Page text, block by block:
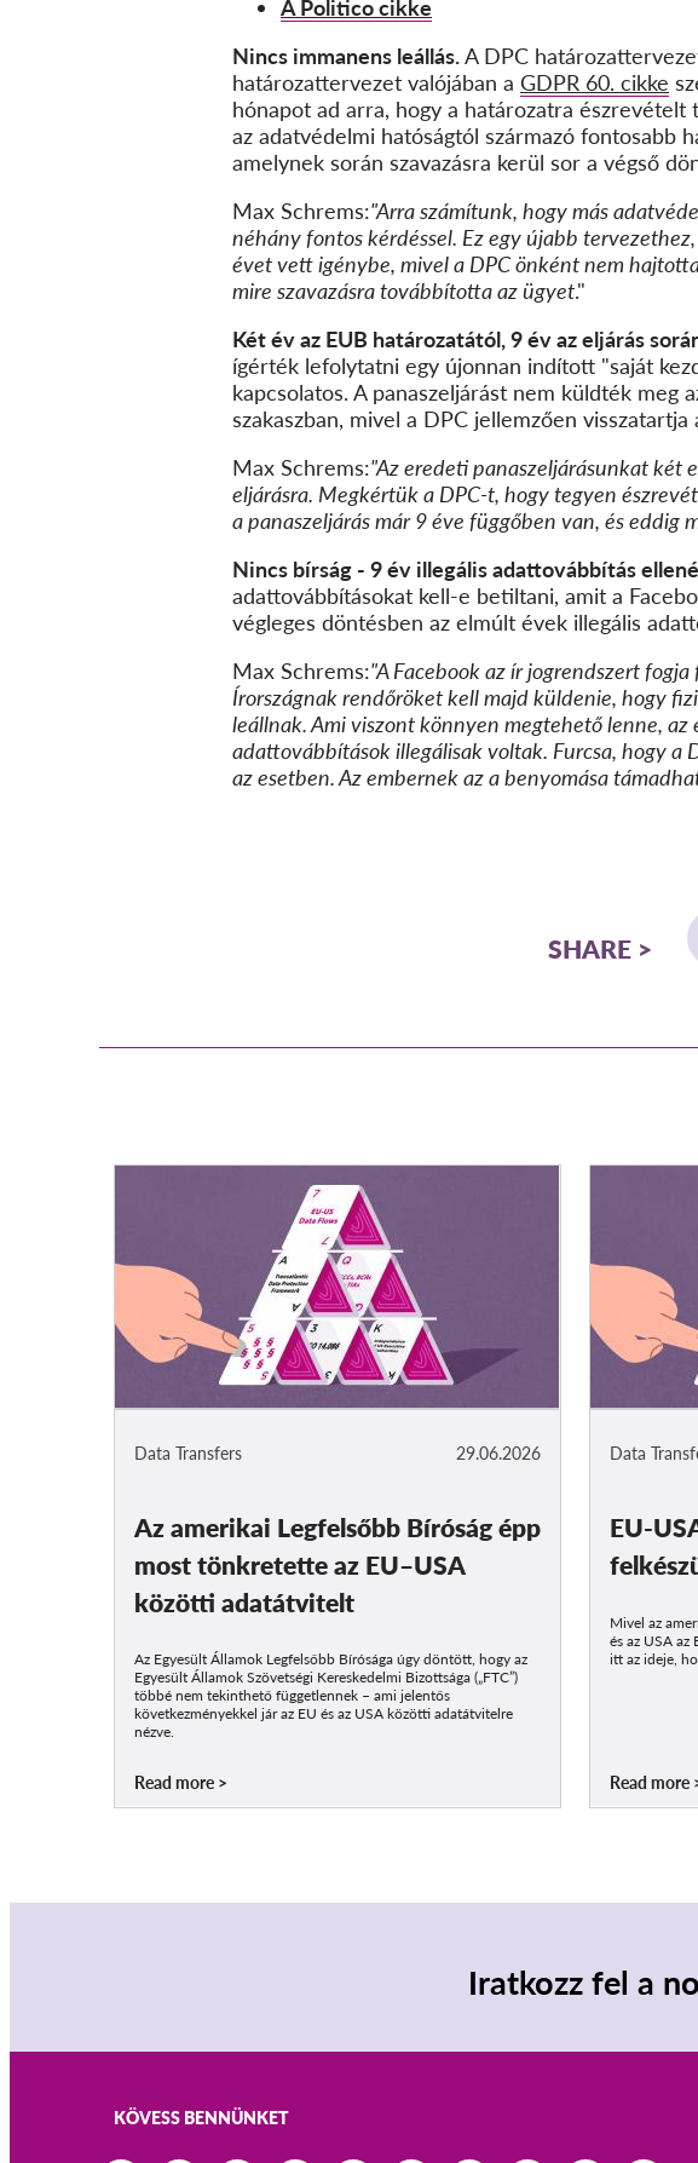
A Politico cikke
Nincs immanens leállás.A DPC
határozattervezet valójában a GDPR 60. cikke
hónapot ad arra, hogy a határozatra
az adatvédelmi hatóságtól származó fontosabb
amelynek során szavazásra kerül sor a végső
Max Schrems:"Arra számítunk, hogy más
néhány fontos kérdéssel. Ez egy újabb
évet vett igénybe, mivel a DPC önként nem
mire szavazásra továbbította az ügyet."
Két év az EUB határozatától, 9 év az eljárás
ígérték lefolytatni egy újonnan indított "saját
kapcsolatos. A panaszeljárást nem küldték
szakaszban, mivel a DPC jellemzően
Max Schrems:"Az eredeti panaszeljárásunkat két
eljárásra. Megkértük a DPC-t, hogy tegyen
a panaszeljárás már 9 éve függőben van, és
Nincs bírság - 9 év illegális adattovábbítás
adattovábbításokat kell-e betiltani, amit a
végleges döntésben az elmúlt évek illegális
Max Schrems:"A Facebook az ír jogrendszert
Írországnak rendőröket kell majd küldenie, hogy
leállnak. Ami viszont könnyen megtehető lenne,
adattovábbítások illegálisak voltak. Furcsa, hogy
az esetben. Az embernek az a benyomása
SHARE
29.06.2026
Data Transfers
Az amerikai Legfelsőbb Bíróság épp
most tönkretette az EU–USA
közötti adatátvitelt
Az Egyesült Államok Legfelsőbb Bírósága úgy döntött, hogy az
Egyesült Államok Szövetségi Kereskedelmi Bizottsága („FTC”)
többé nem tekinthető függetlennek – ami jelentős
következményekkel jár az EU és az USA közötti adatátvitelre
nézve.
Read more
Data
EU-
Mivel az
és az USA az
itt az ideje,
Read more
Iratkozz fel a
KÖVESS BENNÜNKET